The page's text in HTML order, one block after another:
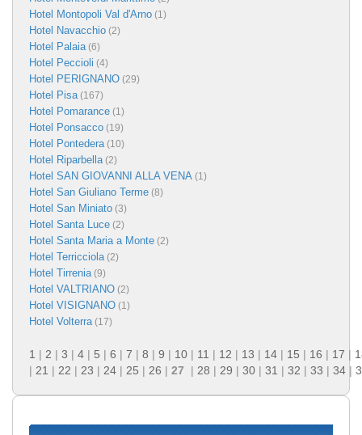
Hotel Montopoli Val d'Arno (1)
Hotel Navacchio (2)
Hotel Palaia (6)
Hotel Peccioli (4)
Hotel PERIGNANO (29)
Hotel Pisa (167)
Hotel Pomarance (1)
Hotel Ponsacco (19)
Hotel Pontedera (10)
Hotel Riparbella (2)
Hotel SAN GIOVANNI ALLA VENA (1)
Hotel San Giuliano Terme (8)
Hotel San Miniato (3)
Hotel Santa Luce (2)
Hotel Santa Maria a Monte (2)
Hotel Terricciola (2)
Hotel Tirrenia (9)
Hotel VALTRIANO (2)
Hotel VISIGNANO (1)
Hotel Volterra (17)
1 | 2 | 3 | 4 | 5 | 6 | 7 | 8 | 9 | 10 | 11 | 12 | 13 | 14 | 15 | 16 | 17 |
| 21 | 22 | 23 | 24 | 25 | 26 | 27 | 28 | 29 | 30 | 31 | 32 | 33 | 34 |